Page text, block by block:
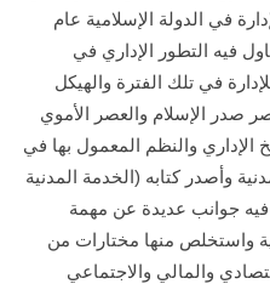
في الدولة الإسلامية عام
مرة أخرى 1411هـ وتناول فيه التطور الإداري في
في تلك الفترة والهيكل
صدر الإسلام والعصر الأموي
الإداري والنظم المعمول بها في
وأصدر كتابه (الخدمة المدنية
جوانب عديدة عن مهمة
واستخلص منها مختارات من
والمالي والاجتماعي